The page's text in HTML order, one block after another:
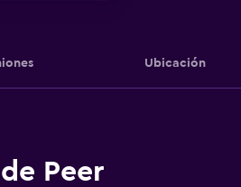
Ubicación
Peer